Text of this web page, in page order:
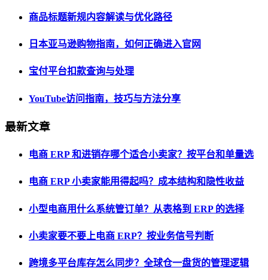
商品标题新规内容解读与优化路径
日本亚马逊购物指南，如何正确进入官网
宝付平台扣款查询与处理
YouTube访问指南，技巧与方法分享
最新文章
电商 ERP 和进销存哪个适合小卖家？按平台和单量选
电商 ERP 小卖家能用得起吗？成本结构和隐性收益
小型电商用什么系统管订单？从表格到 ERP 的选择
小卖家要不要上电商 ERP？按业务信号判断
跨境多平台库存怎么同步？全球仓一盘货的管理逻辑